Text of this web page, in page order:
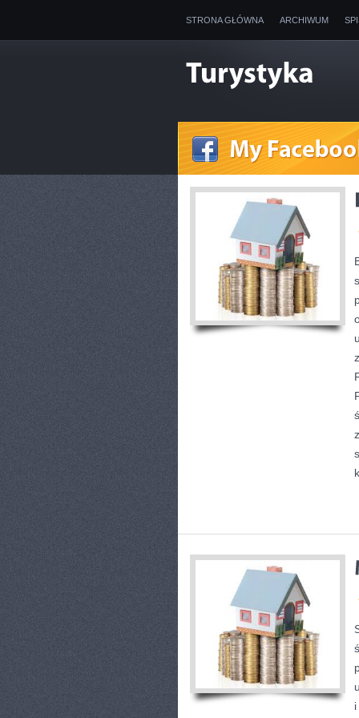
STRONA GŁÓWNA ARCHIWUM